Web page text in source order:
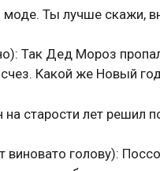
Ты лучше скажи,
Так Дед Мороз
Какой же Новый
на старости лет решил
виновато голову):